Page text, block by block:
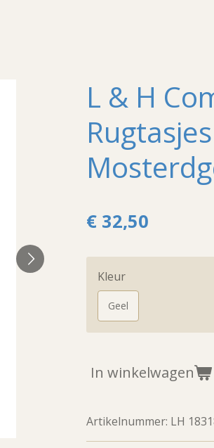
L & H
€ 32,50
Kleur
Geel
In winkelwagen
Artikelnummer: LH